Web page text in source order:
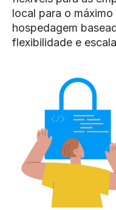
local para o
hospedagem
flexibilidade e